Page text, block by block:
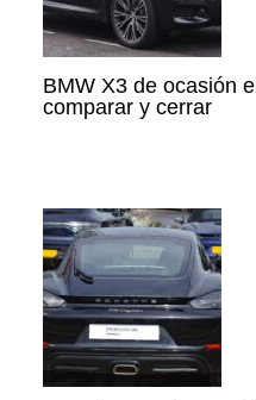
BMW X3 de ocasión
comparar y cerrar